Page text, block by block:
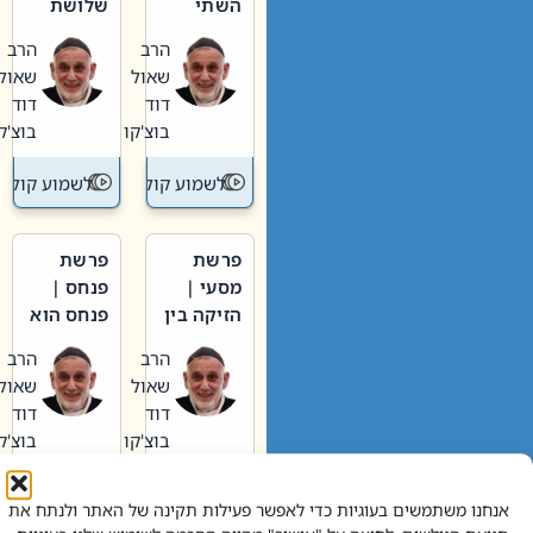
אנחנו משתמשים בעוגיות כדי לאפשר פעילות תקינה של האתר ולנתח את
וערב של
חיינו
הרב
שאול
דוד
בוצ'קו
לשמוע קול תורה – מדרש
האבות
הרב
שאול
דוד
בוצ'קו
לשמוע קול
פרשת
מסעי |
הזיקה בין
הגדול לעם הרב
שאול
דוד
בוצ'קו
לשמוע קול תורה – מדרש
פרשת
פנחס |
פנחס הוא
אליהו: בין
קנאות
הורסת
לקנאות
בונה
הרב
שאול
דוד
בוצ'קו
לשמוע קול